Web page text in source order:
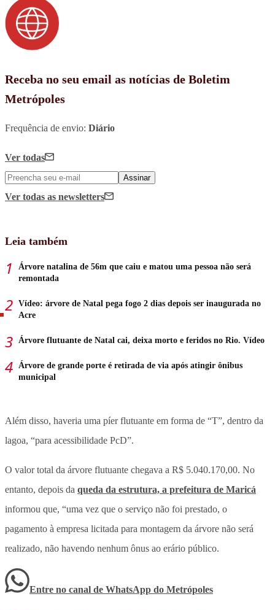
Receba no seu email as notícias de Boletim
Metrópoles
Frequência de envio: Diário
Ver todas
Assinar
Ver todas as newsletters
Leia também
Árvore natalina de 56m que caiu e matou uma pessoa não será
remontada
Vídeo: árvore de Natal pega fogo 2 dias depois ser inaugurada no
Acre
Árvore flutuante de Natal cai, deixa morto e feridos no Rio. Vídeo
Árvore de grande porte é retirada de via após atingir ônibus
municipal
Além disso, haveria uma píer flutuante em forma de “T”, dentro da
lagoa, “para acessibilidade PcD”.
O valor total da árvore flutuante chegava a R$ 5.040.170,00. No
entanto, depois da queda da estrutura, a prefeitura de Maricá
informou que, “uma vez que o serviço não foi prestado, o
pagamento à empresa licitada para montagem da árvore não será
realizado, não havendo nenhum ônus ao erário público.
Entre no canal de WhatsApp do Metrópoles